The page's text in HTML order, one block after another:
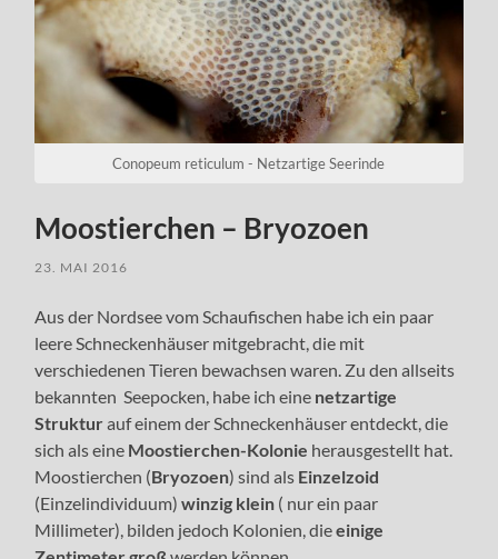
Conopeum reticulum - Netzartige Seerinde
Moostierchen – Bryozoen
23. MAI 2016
Aus der Nordsee vom Schaufischen habe ich ein paar
leere Schneckenhäuser mitgebracht, die mit
verschiedenen Tieren bewachsen waren. Zu den allseits
bekannten Seepocken, habe ich eine netzartige
Strukturauf einem der Schneckenhäuser entdeckt, die
sich als eine Moostierchen-Kolonie herausgestellt hat.
Moostierchen (Bryozoen) sind als Einzelzoid
(Einzelindividuum)winzig klein ( nur ein paar
Millimeter), bilden jedoch Kolonien, dieeinige